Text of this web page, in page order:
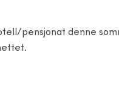
pensjonat denne